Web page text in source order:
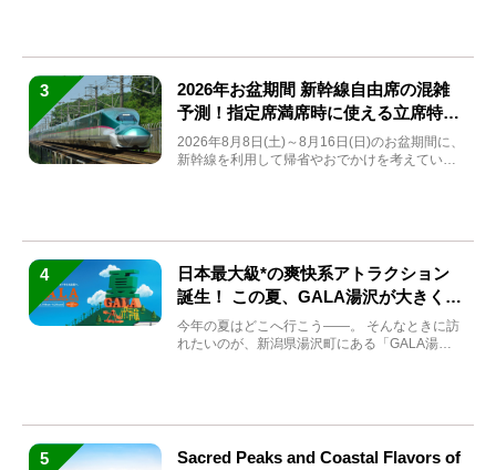
3
2026年お盆期間 新幹線自由席の混雑
予測！指定席満席時に使える立席特急
券も解説
2026年8月8日(土)～8月16日(日)のお盆期間に、
新幹線を利用して帰省やおでかけを考えている
4
日本最大級*の爽快系アトラクション
誕生！ この夏、GALA湯沢が大きく生
まれ変わる
今年の夏はどこへ行こう――。 そんなときに訪
れたいのが、新潟県湯沢町にある「GALA湯
5
Sacred Peaks and Coastal Flavors of